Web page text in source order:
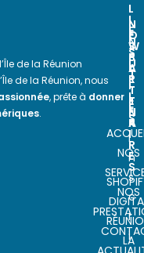
de la Réunion
de la Réunion, nous
, prête à donner
.
L
I
E
N
S
U
T
I
L
E
S
NOS
NOS
N
O
S
P
A
R
T
E
N
A
I
R
E
S
LA
N
E
W
S
L
E
T
T
E
R
I
n
s
c
r
i